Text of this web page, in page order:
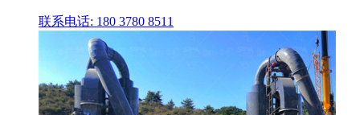
联系电话: 180 3780 8511